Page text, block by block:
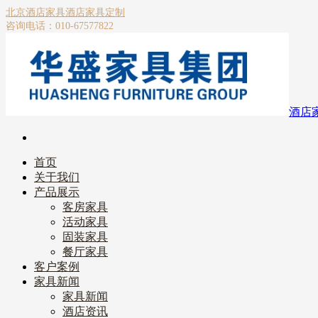
北京酒店家具酒店家具定制
咨询电话：010-67577822
酒店
首页
关于我们
产品展示
客房家具
活动家具
固装家具
餐厅家具
客户案例
家具新闻
家具新闻
酒店资讯